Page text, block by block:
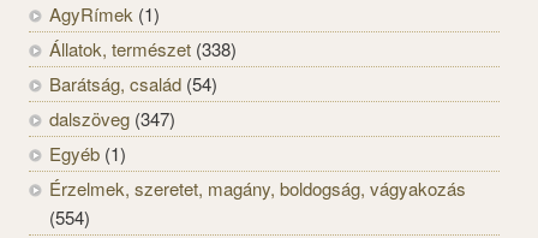
AgyRímek (1)
Állatok, természet (338)
Barátság, család (54)
dalszöveg (347)
Egyéb (1)
Érzelmek, szeretet, magány, boldogság, vágyakozás
(554)